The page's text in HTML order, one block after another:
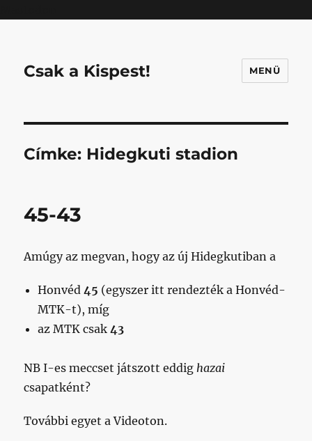
Csak a Kispest! MENÜ
Címke: Hidegkuti stadion
45-43
Amúgy az megvan, hogy az új Hidegkutiban a
Honvéd45 (egyszer itt rendezték a Honvéd-
MTK-t), míg
az MTK csak43
NB I-es meccset játszott eddighazai
csapatként?
További egyet a Videoton.